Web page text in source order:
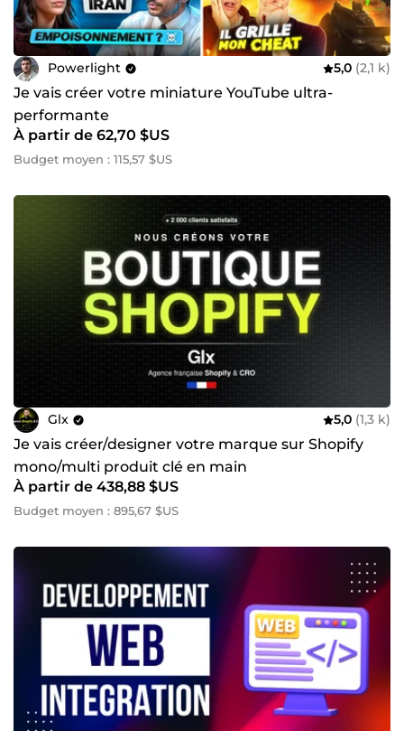
Powerlight 5,0 (2,1 k)
Je vais créer votre miniature YouTube ultra-
performante
À partir de 62,70 $US
Budget moyen : 115,57 $US
Glx 5,0 (1,3 k)
Je vais créer/designer votre marque sur Shopify
mono/multi produit clé en main
À partir de 438,88 $US
Budget moyen : 895,67 $US